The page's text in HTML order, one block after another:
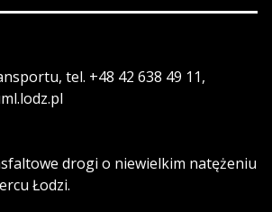
tel. +48 42 638 49 11,
drogi o niewielkim natężeniu
Łodzi.